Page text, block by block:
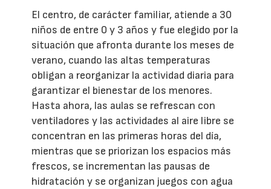
El centro, de carácter familiar, atiende a 30
niños de entre 0 y 3 años y fue elegido por la
situación que afronta durante los meses de
verano, cuando las altas temperaturas
obligan a reorganizar la actividad diaria para
garantizar el bienestar de los menores.
Hasta ahora, las aulas se refrescan con
ventiladores y las actividades al aire libre se
concentran en las primeras horas del día,
mientras que se priorizan los espacios más
frescos, se incrementan las pausas de
hidratación y se organizan juegos con agua